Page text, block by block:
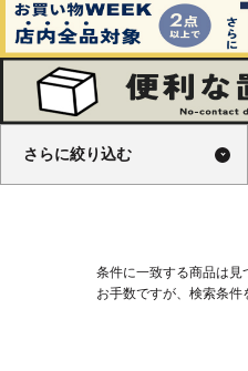
さらに絞り込む
条件に一致する商品は見
お手数ですが、検索条件